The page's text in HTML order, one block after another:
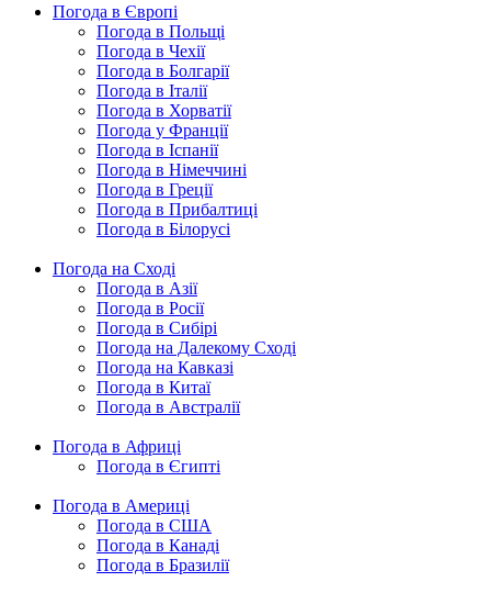
Погода в Європі
Погода в Польщі
Погода в Чехії
Погода в Болгарії
Погода в Італії
Погода в Хорватії
Погода у Франції
Погода в Іспанії
Погода в Німеччині
Погода в Греції
Погода в Прибалтиці
Погода в Білорусі
Погода на Сході
Погода в Азії
Погода в Росії
Погода в Сибірі
Погода на Далекому Сході
Погода на Кавказі
Погода в Китаї
Погода в Австралії
Погода в Африці
Погода в Єгипті
Погода в Америці
Погода в США
Погода в Канаді
Погода в Бразилії